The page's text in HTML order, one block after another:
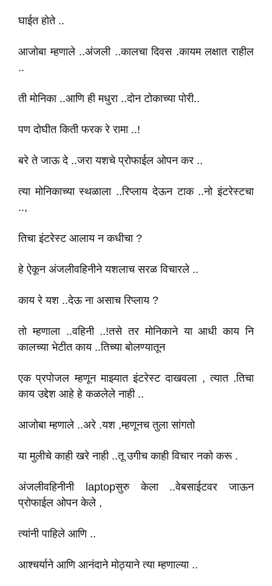
घाईत होते ..
आजोबा म्हणाले ..अंजली ..कालचा दिवस .कायम लक्षात राहील
..
ती मोनिका ..आणि ही मधुरा ..दोन टोकाच्या पोरी..
पण दोघीत किती फरक रे रामा ..!
बरे ते जाऊ दे ..जरा यशचे प्रोफाईल ओपन कर ..
त्या मोनिकाच्या स्थळाला ..रिप्लाय देऊन टाक ..नो इंटरेस्टचा
..,
तिचा इंटरेस्ट आलाय न कधीचा ?
हे ऐकून अंजलीवहिनीने यशलाच सरळ विचारले ..
काय रे यश ..देऊ ना असाच रिप्लाय ?
तो म्हणाला ..वहिनी ..!तसे तर मोनिकाने या आधी काय नि
कालच्या भेटीत काय ..तिच्या बोलण्यातून
एक प्रपोजल म्हणून माझ्यात इंटरेस्ट दाखवला , त्यात .तिचा
काय उद्देश आहे हे कळलेले नाही ..
आजोबा म्हणाले ..अरे .यश ,म्हणूनच तुला सांगतो
या मुलीचे काही खरे नाही ..तू उगीच काही विचार नको करू .
अंजलीवहिनीनी laptopसुरु केला ..वेबसाईटवर जाऊन
प्रोफाईल ओपन केले ,
त्यांनी पाहिले आणि ..
आश्चर्याने आणि आनंदाने मोठ्याने त्या म्हणाल्या ..